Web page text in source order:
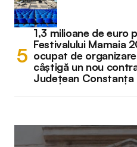
1,3 milioane de euro
Festivalului Mamaia
ocupat de
câștigă un nou
Județean Constanța